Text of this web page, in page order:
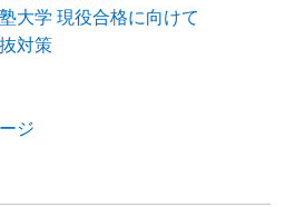
大学現役合格に向けて
対策
ジ